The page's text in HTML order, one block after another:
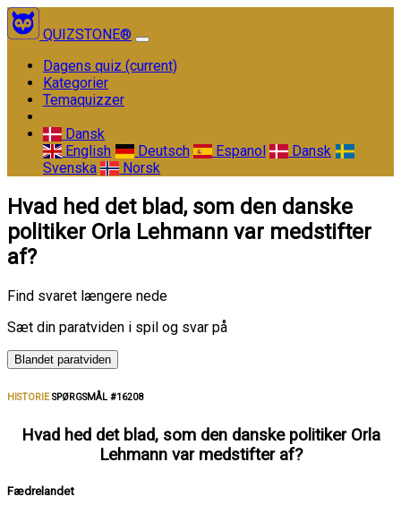
QUIZSTONE®
Dagens quiz (current)
Kategorier
Temaquizzer
Dansk
English
Deutsch Espanol
Dansk
Svenska
Norsk
Hvad hed det blad, som den danske
politiker Orla Lehmann var medstifter
af?
Find svaret længere nede
Sæt din paratviden i spil og svar på
Blandet paratviden
HISTORIESPØRGSMÅL #16208
Hvad hed det blad, som den danske politiker Orla
Lehmann var medstifter af?
Fædrelandet